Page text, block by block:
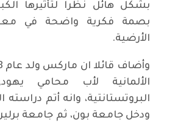
بشكل هائل نظرا لتأثيرها
بصمة فكرية واضحة في
الأرضية.
الألمانية لأب محامي
البروتستانتية، وانه أتم دراسته
ودخل جامعة بون، ثم جامعة